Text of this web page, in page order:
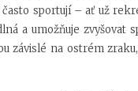
sportují – ať už
a umožňuje zvyšovat
závislé na ostrém